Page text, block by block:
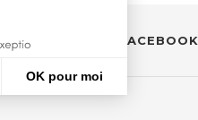
FACEBOOK
OK pour moi